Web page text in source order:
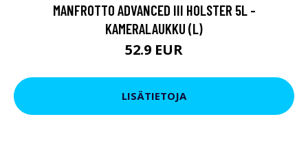
MANFROTTO ADVANCED III HOLSTER 5L -
KAMERALAUKKU (L)
52.9 EUR
LISÄTIETOJA